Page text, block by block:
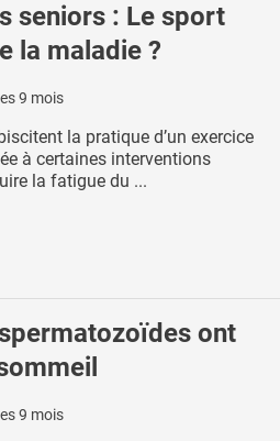
seniors : Le sport
la maladie ?
9 mois
la pratique d’un exercice
à certaines interventions
la fatigue du ...
ont
9 mois